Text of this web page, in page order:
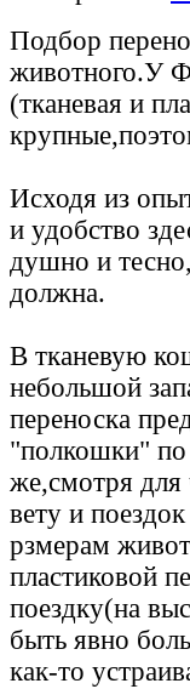
Подбор
животного.У
(тканевая и
Исходя из
и удобство
душно и
должна.
В тканевую
небольшой
переноска
"полкошки" по
же,смотря для
вету и
рзмерам
пластиковой
поездку(на
быть явно
как-то